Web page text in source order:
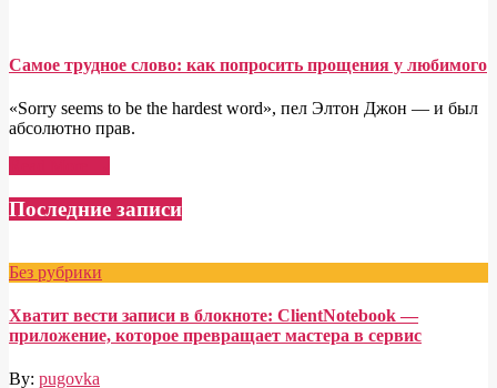
Самое трудное слово: как попросить прощения у любимого
«Sorry seems to be the hardest word», пел Элтон Джон — и был
абсолютно прав.
Последние записи
Без рубрики
Хватит вести записи в блокноте: ClientNotebook —
приложение, которое превращает мастера в сервис
By: pugovka